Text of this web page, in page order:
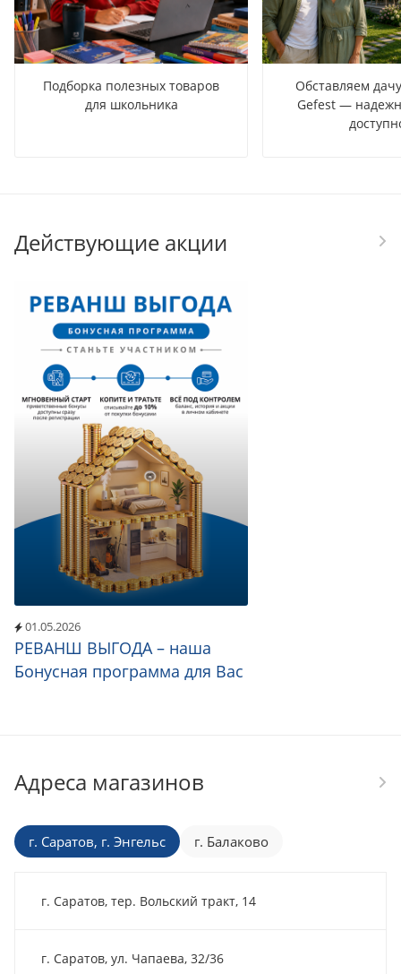
Подборка полезных товаров
для школьника
Обставляем
Gefest —
Действующие акции
01.05.2026
РЕВАНШ ВЫГОДА – наша
Бонусная программа для Вас
Адреса магазинов
г. Саратов, г. Энгельс г. Балаково
г. Саратов, тер. Вольский тракт, 14
г. Саратов, ул. Чапаева, 32/36